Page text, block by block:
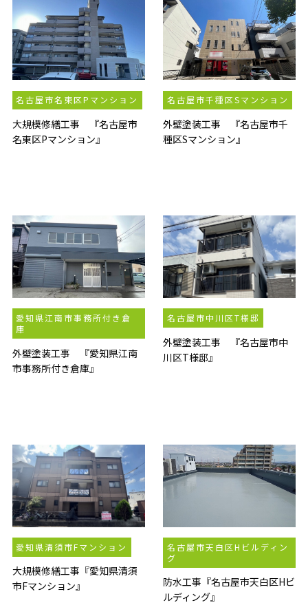
名古屋市名東区Pマンション
大規模修繕工事 『名古屋市
名東区Pマンション』
名古屋市千種区Sマンション
外壁塗装工事 『名古屋市千
種区Sマンション』
愛知県江南市事務所付き倉
庫
外壁塗装工事 『愛知県江南
市事務所付き倉庫』
名古屋市中川区T様邸
外壁塗装工事 『名古屋市中
川区T様邸』
愛知県清須市Fマンション
大規模修繕工事『愛知県清須
市Fマンション』
名古屋市天白区Hビルディン
グ
防水工事『名古屋市天白区Hビ
ルディング』